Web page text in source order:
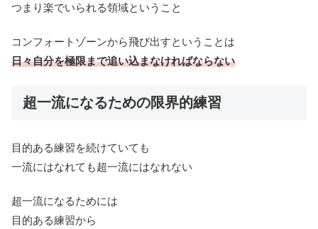
つまり楽でいられる領域ということ
コンフォートゾーンから飛び出すということは
日々自分を極限まで追い込まなければならない
超一流になるための限界的練習
目的ある練習を続けていても
一流にはなれても超一流にはなれない
超一流になるためには
目的ある練習から